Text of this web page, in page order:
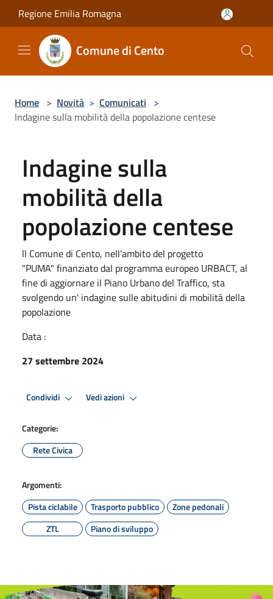
Salta al contenuto principale
Regione Emilia Romagna
Comune di Cento
Home > Novità > Comunicati >
Indagine sulla mobilità della popolazione centese
Indagine sulla
mobilità della
popolazione centese
ll Comune di Cento, nell’ambito del progetto
"PUMA" finanziato dal programma europeo URBACT, al
fine di aggiornare il Piano Urbano del Traffico, sta
svolgendo un' indagine sulle abitudini di mobilità della
popolazione
Data :
27 settembre 2024
Condividi Vedi azioni
Categorie:
Rete Civica
Argomenti:
Pista ciclabile
Trasporto pubblico
Zone pedonali
ZTL
Piano di sviluppo